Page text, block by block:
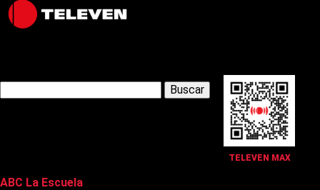
TELEVEN MAX
Latest Posts
ABC La Escuela